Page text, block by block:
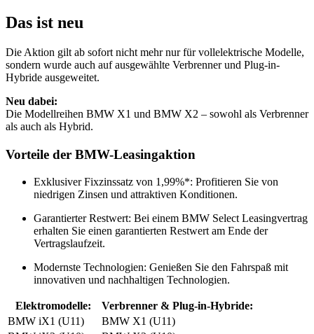
Das ist neu
Die Aktion gilt ab sofort nicht mehr nur für vollelektrische Modelle,
sondern wurde auch auf ausgewählte Verbrenner und Plug-in-
Hybride ausgeweitet.
Neu dabei:
Die Modellreihen BMW X1 und BMW X2 – sowohl als Verbrenner
als auch als Hybrid.
Vorteile der BMW-Leasingaktion
Exklusiver Fixzinssatz von 1,99%*: Profitieren Sie von
niedrigen Zinsen und attraktiven Konditionen.
Garantierter Restwert: Bei einem BMW Select Leasingvertrag
erhalten Sie einen garantierten Restwert am Ende der
Vertragslaufzeit.
Modernste Technologien: Genießen Sie den Fahrspaß mit
innovativen und nachhaltigen Technologien.
Elektromodelle:
Verbrenner & Plug-in-Hybride:
BMW iX1 (U11)
BMW X1 (U11)